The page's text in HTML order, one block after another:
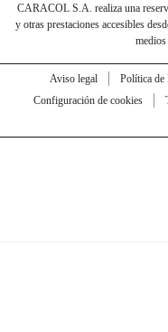
CARACOL S.A. realiza una
y otras prestaciones accesibles
medios
Aviso legal Política de
Configuración de cookies